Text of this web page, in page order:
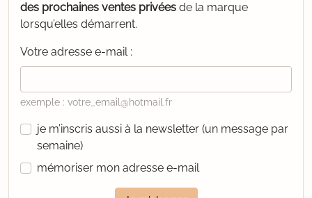
des prochaines ventes privées de la marque
lorsqu’elles démarrent.
Votre adresse e-mail :
exemple : votre_email@hotmail.fr
je m’inscris aussi à la newsletter (un message par
semaine)
mémoriser mon adresse e-mail